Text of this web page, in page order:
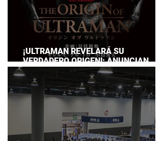
¡ULTRAMAN REVELARÁ SU
VERDADERO ORIGEN!: ANUNCIAN
DOCUMENTAL POR EL 60
ANIVERSARIO DE LA FRANQUICIA